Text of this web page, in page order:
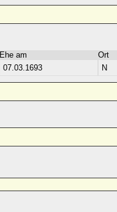
Ehe am
Ort
07.03.1693 N